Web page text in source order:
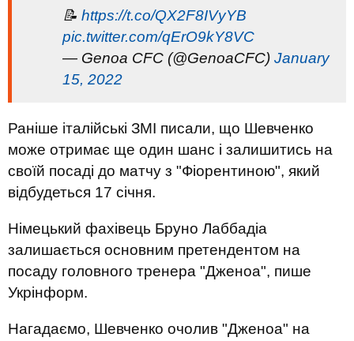
📝 https://t.co/QX2F8IVyYB
pic.twitter.com/qErO9kY8VC
— Genoa CFC (@GenoaCFC) January
15, 2022
Раніше італійські ЗМІ писали, що Шевченко
може отримає ще один шанс і залишитись на
своїй посаді до матчу з "Фіорентиною", який
відбудеться 17 січня.
Німецький фахівець Бруно Лаббадіа
залишається основним претендентом на
посаду головного тренера "Дженоа", пише
Укрінформ.
Нагадаємо, Шевченко очолив "Дженоа" на